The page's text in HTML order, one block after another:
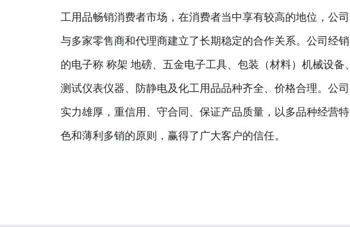
工用品畅销消费者市场，在消费者当中享有较高的地位，公司
与多家零售商和代理商建立了长期稳定的合作关系。公司经销
的电子称 称架 地磅、五金电子工具、包装（材料）机械设备、
测试仪表仪器、防静电及化工用品品种齐全、价格合理。公司
实力雄厚，重信用、守合同、保证产品质量，以多品种经营特
色和薄利多销的原则，赢得了广大客户的信任。